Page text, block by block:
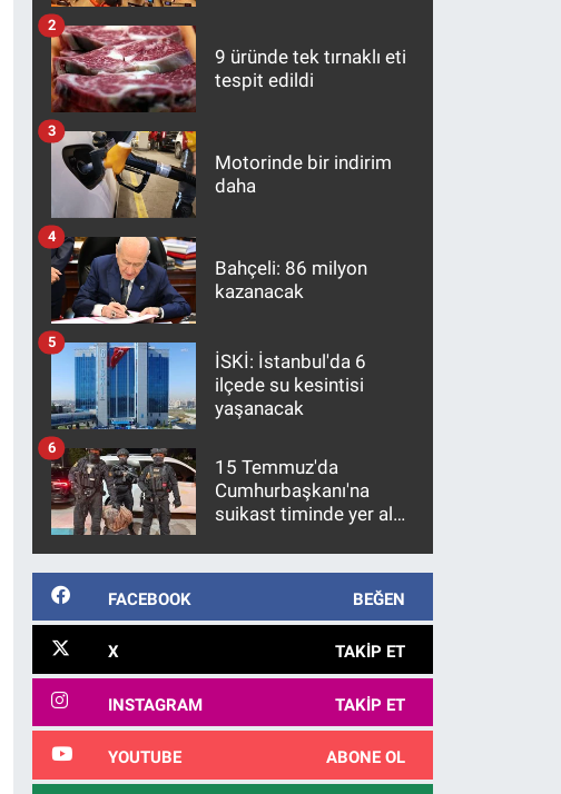
9 üründe tek tırnaklı eti
tespit edildi
2
Motorinde bir indirim
daha
3
Bahçeli: 86 milyon
kazanacak
4
İSKİ: İstanbul'da 6
ilçede su kesintisi
yaşanacak
5
15 Temmuz'da
Cumhurbaşkanı'na
suikast timinde yer alan
10 yıl sonra yakalandı
6
FACEBOOK BEĞEN
X TAKIP ET
INSTAGRAM TAKIP ET
YOUTUBE ABONE OL